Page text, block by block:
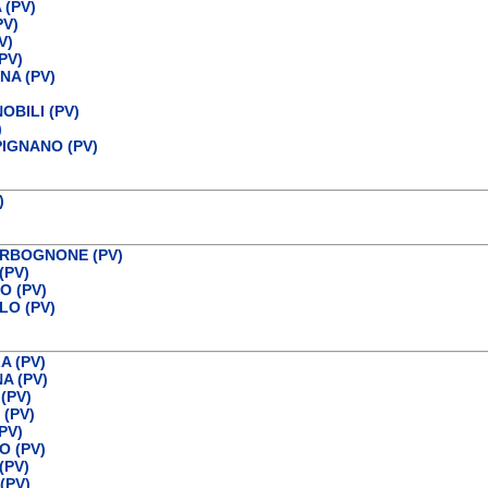
(PV)
(PV)
(PV)
(PV)
(PV)
(PV)
(PV)
(PV)
(PV)
(PV)